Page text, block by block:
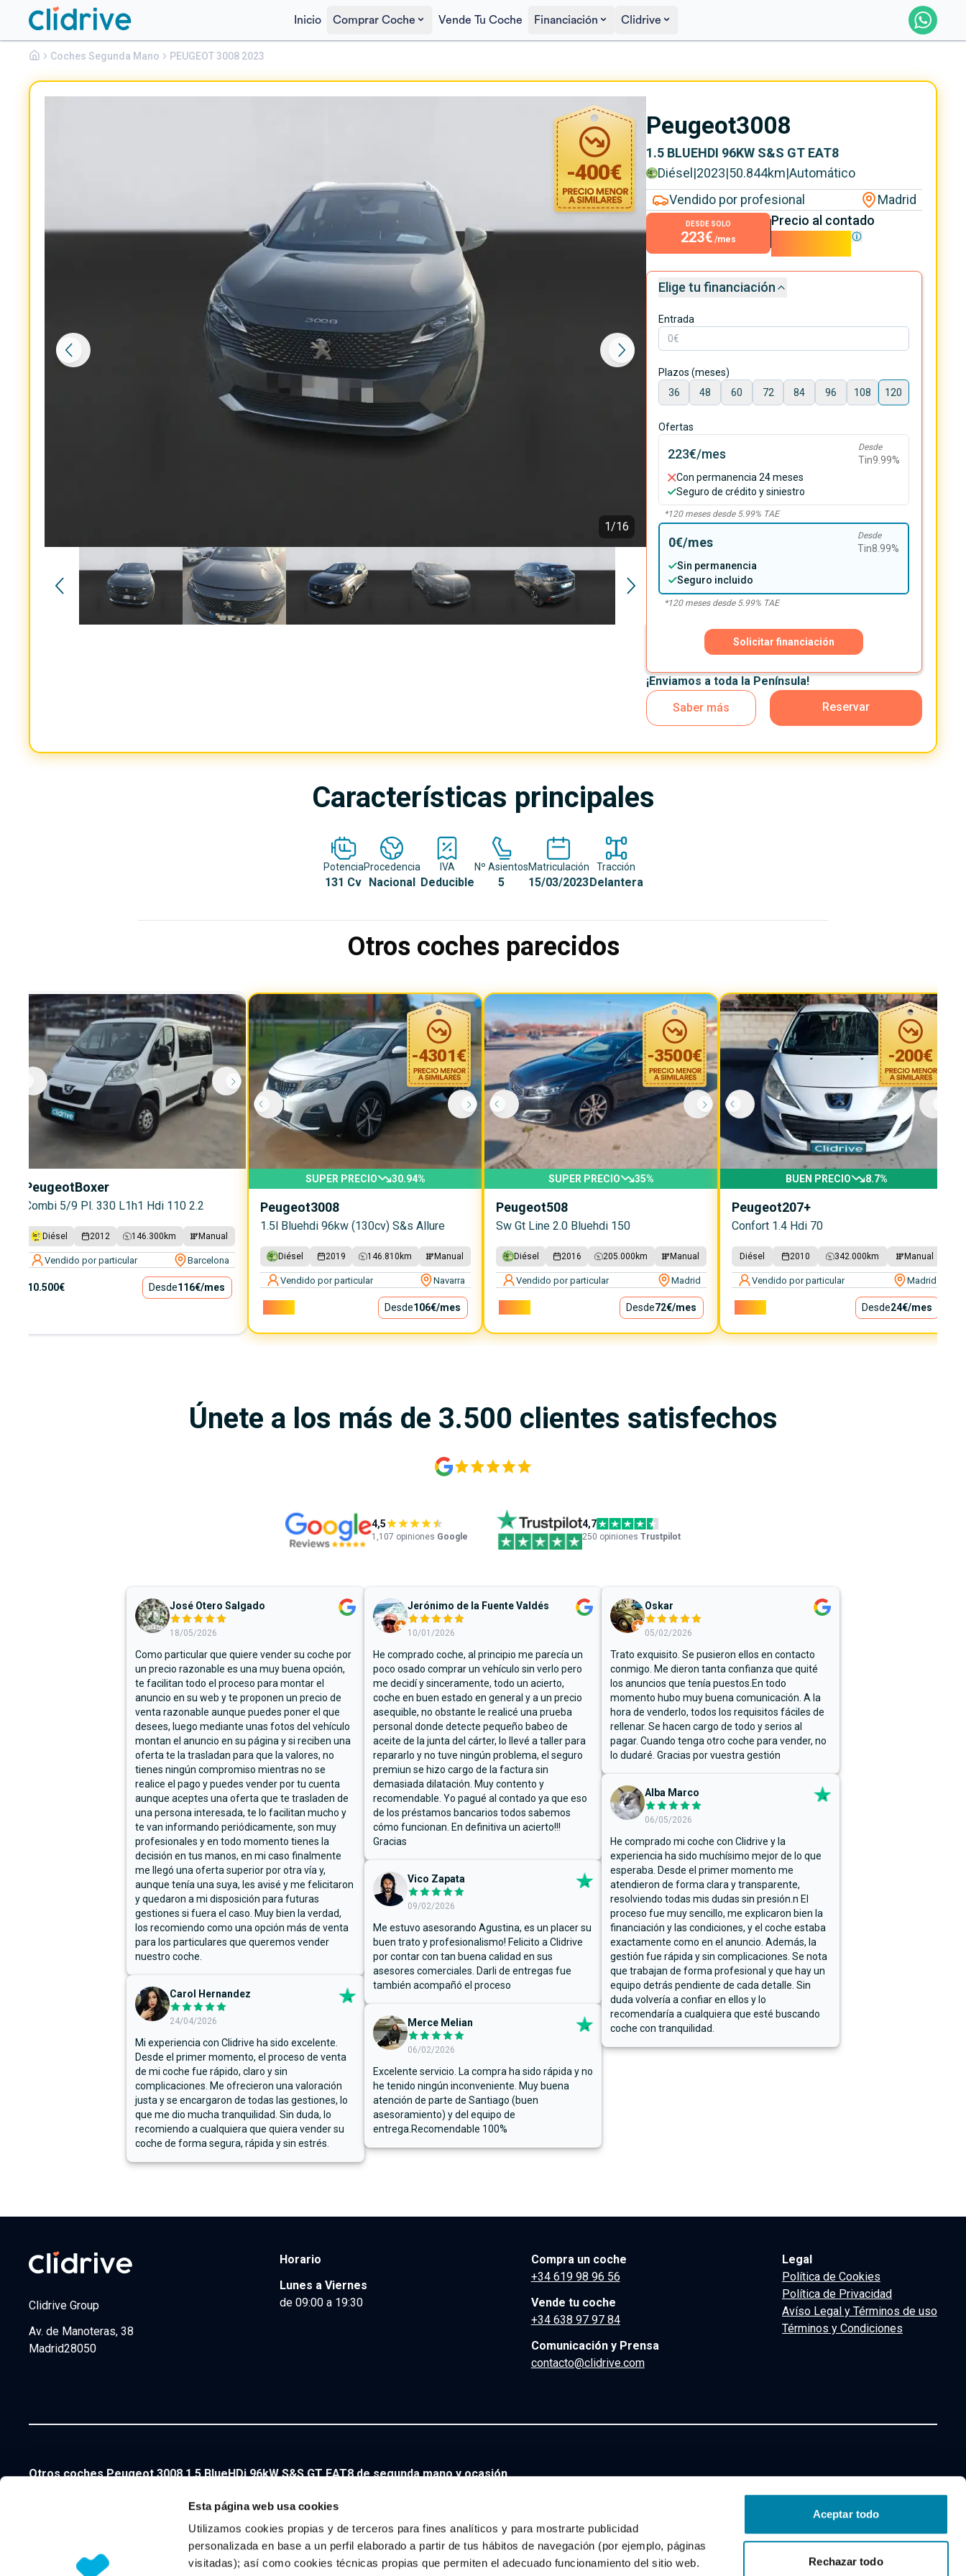
Esta página web usa cookies
Utilizamos cookies propias y de terceros para fines analíticos y para mostrarte publicidad
personalizada en base a un perfil elaborado a partir de tus hábitos de navegación (por ejemplo, páginas
visitadas); así como cookies técnicas propias que permiten el adecuado funcionamiento del sitio web.
Aceptar todo
Rechazar todo
Inicio Comprar Coche Vende Tu Coche Financiación Clidrive
Coches Segunda Mano PEUGEOT 3008 2023
1/16
-400€
Peugeot3008
1.5 BLUEHDI 96KW S&S GT EAT8
20.190€
Peugeot3008
1.5 BLUEHDI 96KW S&S GT EAT8
Diésel|2023|50.844km|Automático
Vendido por profesional
Madrid
DESDE SOLO
223€ /mes
Precio al contado
20.190€
Elige tu financiación
Entrada
Plazos (meses)
36
48 60 72 84 96 108 120
Ofertas
223€/mes Desde
Tin9.99%
Con permanencia 24 meses
Seguro de crédito y siniestro
*120meses desde 5.99% TAE
0€/mes Desde
Tin8.99%
Sin permanencia
Seguro incluido
*120meses desde 5.99% TAE
Solicitar financiación
¡Enviamos a toda la Península!
Saber más
Reservar
Características principales
Potencia
131 Cv
Procedencia
Nacional
IVA
Deducible
Nº Asientos
5
Matriculación
15/03/2023
Tracción
Delantera
Otros coches parecidos
PeugeotBoxer
Combi 5/9 Pl. 330 L1h1 Hdi 110 2.2
Diésel 2012 146.300 km Manual
Vendido por particular Barcelona
10.500€ Desde116€/mes
-4301€
SUPER PRECIO 30.94%
Peugeot3008
1.5l Bluehdi 96kw (130cv) S&s Allure
Diésel 2019 146.810 km Manual
Vendido por particular Navarra
Desde106€/mes
-3500€
SUPER PRECIO 35%
Peugeot508
Sw Gt Line 2.0 Bluehdi 150
Diésel 2016 205.000 km Manual
Vendido por particular Madrid
Desde72€/mes
-200€
BUEN PRECIO 8.7%
Peugeot207+
Confort 1.4 Hdi 70
Diésel 2010 342.000 km Manual
Vendido por particular Madrid
Desde24€/mes
Únete a los más de 3.500 clientes satisfechos
4,5
1,107 opiniones Google
4,7
250 opiniones Trustpilot
José Otero Salgado
18/05/2026
Como particular que quiere vender su coche por
un precio razonable es una muy buena opción,
te facilitan todo el proceso para montar el
anuncio en su web y te proponen un precio de
venta razonable aunque puedes poner el que
desees, luego mediante unas fotos del vehículo
montan el anuncio en su página y si reciben una
oferta te la trasladan para que la valores, no
tienes ningún compromiso mientras no se
realice el pago y puedes vender por tu cuenta
aunque aceptes una oferta que te trasladen de
una persona interesada, te lo facilitan mucho y
te van informando periódicamente, son muy
profesionales y en todo momento tienes la
decisión en tus manos, en mi caso finalmente
me llegó una oferta superior por otra vía y,
aunque tenía una suya, les avisé y me felicitaron
y quedaron a mi disposición para futuras
gestiones si fuera el caso. Muy bien la verdad,
los recomiendo como una opción más de venta
para los particulares que queremos vender
nuestro coche.
Carol Hernandez
24/04/2026
Mi experiencia con Clidrive ha sido excelente.
Desde el primer momento, el proceso de venta
de mi coche fue rápido, claro y sin
complicaciones. Me ofrecieron una valoración
justa y se encargaron de todas las gestiones, lo
que me dio mucha tranquilidad. Sin duda, lo
recomiendo a cualquiera que quiera vender su
coche de forma segura, rápida y sin estrés.
Jerónimo de la Fuente Valdés
10/01/2026
He comprado coche, al principio me parecía un
poco osado comprar un vehículo sin verlo pero
me decidí y sinceramente, todo un acierto,
coche en buen estado en general y a un precio
asequible, no obstante le realicé una prueba
personal donde detecte pequeño babeo de
aceite de la junta del cárter, lo llevé a taller para
repararlo y no tuve ningún problema, el seguro
premiun se hizo cargo de la factura sin
demasiada dilatación. Muy contento y
recomendable. Yo pagué al contado ya que eso
de los préstamos bancarios todos sabemos
cómo funcionan. En definitiva un acierto!!!
Gracias
Vico Zapata
09/02/2026
Me estuvo asesorando Agustina, es un placer su
buen trato y profesionalismo! Felicito a Clidrive
por contar con tan buena calidad en sus
asesores comerciales. Darli de entregas fue
también acompañó el proceso
Merce Melian
06/02/2026
Excelente servicio. La compra ha sido rápida y no
he tenido ningún inconveniente. Muy buena
atención de parte de Santiago (buen
asesoramiento) y del equipo de
entrega.Recomendable 100%
Oskar
05/02/2026
Trato exquisito. Se pusieron ellos en contacto
conmigo. Me dieron tanta confianza que quité
los anuncios que tenía puestos.En todo
momento hubo muy buena comunicación. A la
hora de venderlo, todos los requisitos fáciles de
rellenar. Se hacen cargo de todo y serios al
pagar. Cuando tenga otro coche para vender, no
lo dudaré. Gracias por vuestra gestión
Alba Marco
06/05/2026
He comprado mi coche con Clidrive y la
experiencia ha sido muchísimo mejor de lo que
esperaba. Desde el primer momento me
atendieron de forma clara y transparente,
resolviendo todas mis dudas sin presión.n El
proceso fue muy sencillo, me explicaron bien la
financiación y las condiciones, y el coche estaba
exactamente como en el anuncio. Además, la
gestión fue rápida y sin complicaciones. Se nota
que trabajan de forma profesional y que hay un
equipo detrás pendiente de cada detalle. Sin
duda volvería a confiar en ellos y lo
recomendaría a cualquiera que esté buscando
coche con tranquilidad.
Clidrive Group
Av. de Manoteras, 38
Madrid28050
Horario
Lunes a Viernes
de 09:00 a 19:30
Compra un coche
+34 619 98 96 56
Vende tu coche
+34 638 97 97 84
Comunicación y Prensa
contacto@clidrive.com
Legal
Política de Cookies
Política de Privacidad
Avíso Legal y Términos de uso
Términos y Condiciones
Otros coches Peugeot 3008 1.5 BlueHDi 96kW S&S GT EAT8 de segunda mano y ocasión
Peugeot 3008 1.5 BlueHDi 96kW S&S GT EAT8 de segunda mano y ocasión
Peugeot 3008 por combustible de segunda mano y de ocasión